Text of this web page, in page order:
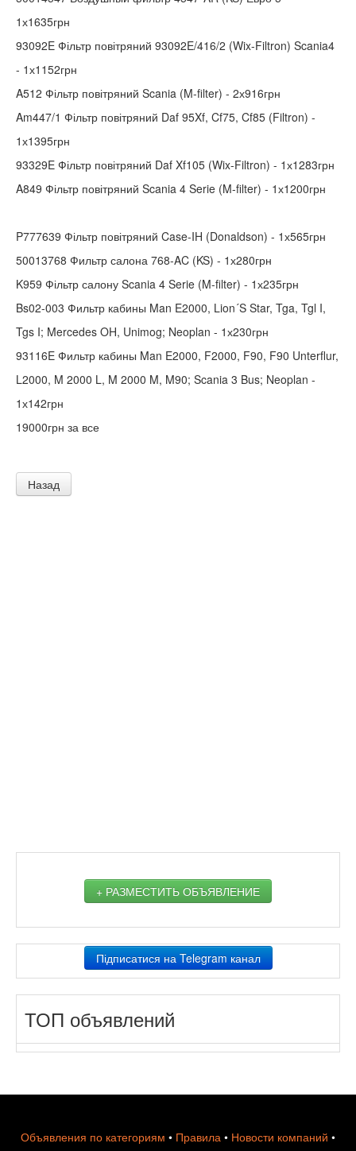
1х1635грн
93092E Фільтр повітряний 93092E/416/2 (Wix-Filtron) Scania4
- 1х1152грн
A512 Фільтр повітряний Scania (M-filter) - 2х916грн
Am447/1 Фільтр повітряний Daf 95Xf, Cf75, Cf85 (Filtron) -
1х1395грн
93329E Фільтр повітряний Daf Xf105 (Wix-Filtron) - 1х1283грн
A849 Фільтр повітряний Scania 4 Serie (M-filter) - 1х1200грн
P777639 Фільтр повітряний Case-IH (Donaldson) - 1х565грн
50013768 Фильтр салона 768-AC (KS) - 1х280грн
K959 Фільтр салону Scania 4 Serie (M-filter) - 1х235грн
Bs02-003 Фильтр кабины Man E2000, Lion´S Star, Tga, Tgl I,
Tgs I; Mercedes OH, Unimog; Neoplan - 1х230грн
93116E Фильтр кабины Man E2000, F2000, F90, F90 Unterflur,
L2000, M 2000 L, M 2000 M, M90; Scania 3 Bus; Neoplan -
1х142грн
19000грн за все
Назад
+ РАЗМЕСТИТЬ ОБЪЯВЛЕНИЕ
Підписатися на Telegram канал
ТОП объявлений
Объявления по категориям • Правила • Новости компаний •